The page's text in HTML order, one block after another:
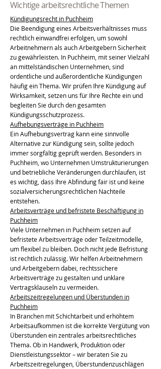
Wichtige arbeitsrechtliche Themen
Kündigungsrecht in Puchheim
Die Beendigung eines Arbeitsverhältnisses muss
rechtlich einwandfrei erfolgen, um sowohl
Arbeitnehmern als auch Arbeitgebern Sicherheit
zu gewährleisten. In Puchheim, mit seiner Vielzahl
an mittelständischen Unternehmen, sind
ordentliche und außerordentliche Kündigungen
häufig ein Thema. Wir prüfen Ihre Kündigung auf
Wirksamkeit, setzen uns für Ihre Rechte ein und
begleiten Sie durch den gesamten
Kündigungsschutzprozess.
Aufhebungsverträge in Puchheim
Ein Aufhebungsvertrag kann eine sinnvolle
Alternative zur Kündigung sein, sollte jedoch
immer sorgfältig geprüft werden. Besonders in
Puchheim, wo Unternehmen Umstrukturierungen
und betriebliche Veränderungen durchlaufen, ist
es wichtig, dass Ihre Abfindung fair ist und keine
sozialversicherungsrechtlichen Nachteile
entstehen.
Arbeitsverträge und befristete Beschäftigung in
Puchheim
Viele Unternehmen in Puchheim setzen auf
befristete Arbeitsverträge oder Teilzeitmodelle,
um flexibel zu bleiben. Doch nicht jede Befristung
ist rechtlich zulässig. Wir helfen Arbeitnehmern
und Arbeitgebern dabei, rechtssichere
Arbeitsverträge zu gestalten und unklare
Vertragsklauseln zu vermeiden.
Arbeitszeitregelungen und Überstunden in
Puchheim
In Branchen mit Schichtarbeit und erhöhtem
Arbeitsaufkommen ist die korrekte Vergütung von
Überstunden ein zentrales arbeitsrechtliches
Thema. Ob in Handwerk, Produktion oder
Dienstleistungssektor – wir beraten Sie zu
Arbeitszeitregelungen, Überstundenzuschlägen